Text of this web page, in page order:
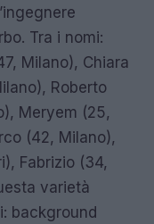
Tra i nomi:
Milano), Chiara
Roberto
Meryem (25,
(42, Milano),
Fabrizio (34,
varietà
background